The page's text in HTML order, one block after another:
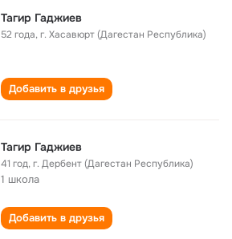
Тагир Гаджиев
52 года,г. Хасавюрт (Дагестан Республика)
Добавить в друзья
Тагир Гаджиев
41 год,г. Дербент (Дагестан Республика)
1 школа
Добавить в друзья